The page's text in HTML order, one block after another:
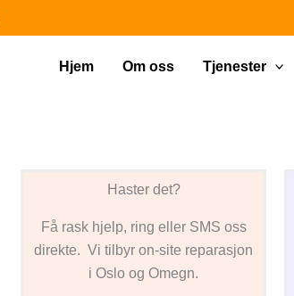
Hjem Om oss Tjenester
Haster det?
Få rask hjelp, ring eller SMS oss
direkte. Vi tilbyr on-site reparasjon
i Oslo og Omegn.